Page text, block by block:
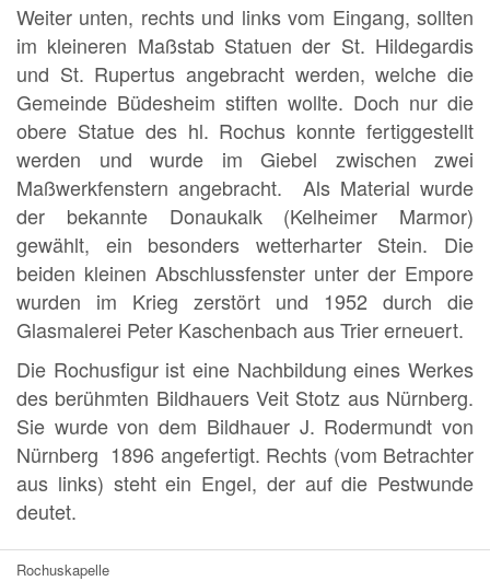
Weiter unten, rechts und links vom Eingang, sollten
im kleineren Maßstab Statuen der St. Hildegardis
und St. Rupertus angebracht werden, welche die
Gemeinde Büdesheim stiften wollte. Doch nur die
obere Statue des hl. Rochus konnte fertiggestellt
werden und wurde im Giebel zwischen zwei
Maßwerkfenstern angebracht. Als Material wurde
der bekannte Donaukalk (Kelheimer Marmor)
gewählt, ein besonders wetterharter Stein. Die
beiden kleinen Abschlussfenster unter der Empore
wurden im Krieg zerstört und 1952 durch die
Glasmalerei Peter Kaschenbach aus Trier erneuert.
Die Rochusfigur ist eine Nachbildung eines Werkes
des berühmten Bildhauers Veit Stotz aus Nürnberg.
Sie wurde von dem Bildhauer J. Rodermundt von
Nürnberg 1896 angefertigt. Rechts (vom Betrachter
aus links) steht ein Engel, der auf die Pestwunde
deutet.
Rochuskapelle